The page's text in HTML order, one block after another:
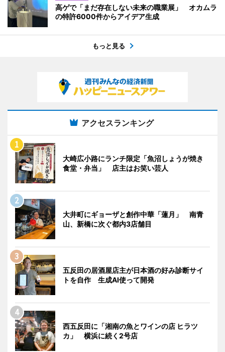
高ゲで「まだ存在しない未来の職業展」 オカムラ
の特許6000件からアイデア生成
もっと見る
アクセスランキング
大崎広小路にランチ限定「魚沼しょうが焼き
食堂・弁当」 店主はお笑い芸人
大井町にギョーザと創作中華「蓮月」 南青
山、新橋に次ぐ都内3店舗目
五反田の居酒屋店主が日本酒の好み診断サイ
トを自作 生成AI使って開発
西五反田に「湘南の魚とワインの店 ヒラツ
カ」 横浜に続く2号店